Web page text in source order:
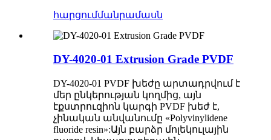
հարցումմանրամասն
DY-4020-01 Extrusion Grade PVDF
DY-4020-01 PVDF խեժը արտադրվում է
մեր ընկերության կողմից, այն
էքստրուզիոն կարգի PVDF խեժ է,
չինական անվանումը «Polyvinylidene
fluoride resin»:Այն բարձր մոլեկուլային